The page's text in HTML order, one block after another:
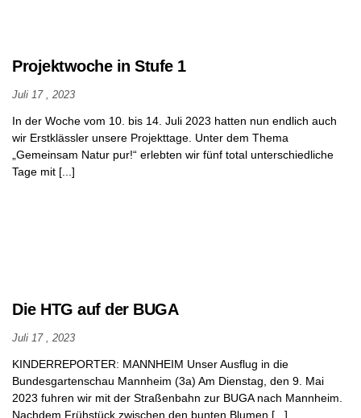
Projektwoche in Stufe 1
Juli 17 , 2023
In der Woche vom 10. bis 14. Juli 2023 hatten nun endlich auch
wir Erstklässler unsere Projekttage. Unter dem Thema
„Gemeinsam Natur pur!“ erlebten wir fünf total unterschiedliche
Tage mit [...]
Die HTG auf der BUGA
Juli 17 , 2023
KINDERREPORTER: MANNHEIM Unser Ausflug in die
Bundesgartenschau Mannheim (3a) Am Dienstag, den 9. Mai
2023 fuhren wir mit der Straßenbahn zur BUGA nach Mannheim.
Nachdem Frühstück zwischen den bunten Blumen [...]